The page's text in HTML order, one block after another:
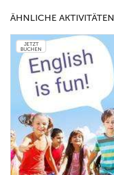
ÄHNLICHE AKTIVITÄTEN
JETZT
BUCHEN